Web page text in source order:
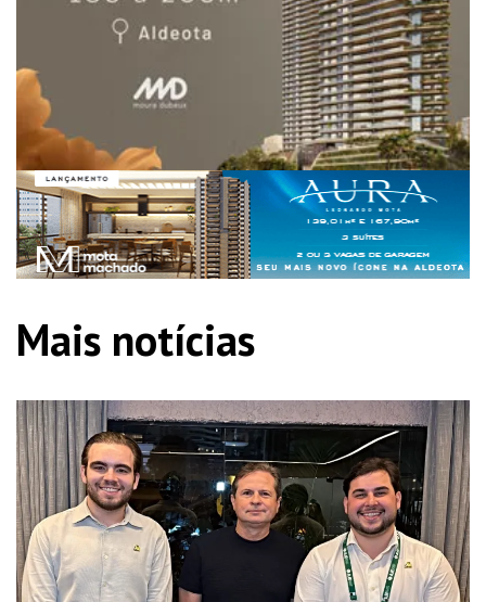
Mais notícias